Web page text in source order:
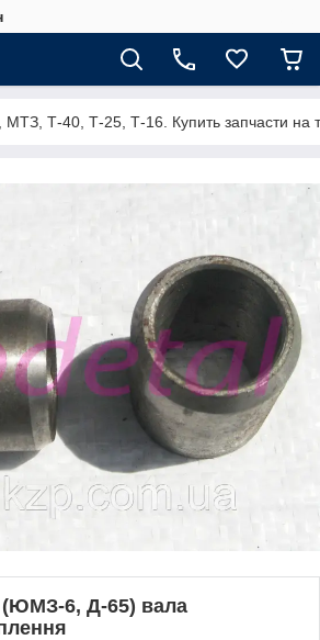
Т-40, Т-25, Т-16. Купить запчасти
(ЮМЗ-6, Д-65) вала